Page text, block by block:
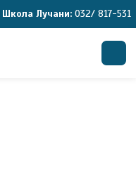
Школа Лучани: 032/ 817-531